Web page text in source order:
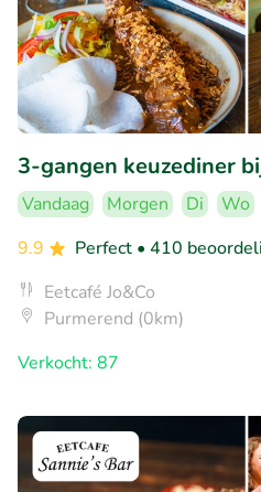
3-gangen keuzediner
Vandaag Morgen Di Wo
9.9
Perfect • 410
Eetcafé Jo&Co
Purmerend (0km)
Verkocht: 87